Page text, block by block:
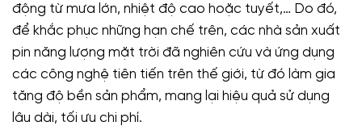
động từ mưa lớn, nhiệt độ cao hoặc tuyết,… Do đó,
để khắc phục những hạn chế trên, các nhà sản xuất
pin năng lượng mặt trời đã nghiên cứu và ứng dụng
các công nghệ tiên tiến trên thế giới, từ đó làm gia
tăng độ bền sản phẩm, mang lại hiệu quả sử dụng
lâu dài, tối ưu chi phí.